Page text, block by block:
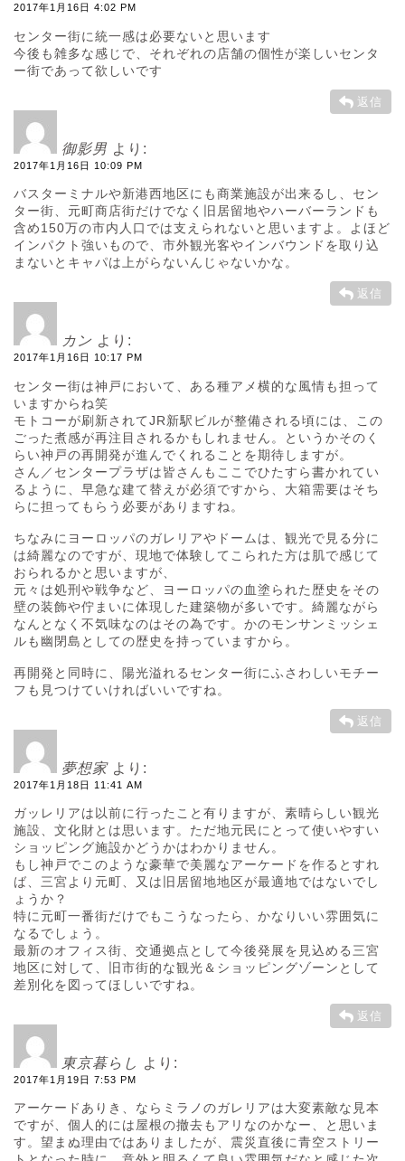
2017年1月16日 4:02 PM
センター街に統一感は必要ないと思います
今後も雑多な感じで、それぞれの店舗の個性が楽しいセンタ
ー街であって欲しいです
返信
御影男 より:
2017年1月16日 10:09 PM
バスターミナルや新港西地区にも商業施設が出来るし、セン
ター街、元町商店街だけでなく旧居留地やハーバーランドも
含め150万の市内人口では支えられないと思いますよ。よほど
インパクト強いもので、市外観光客やインバウンドを取り込
まないとキャパは上がらないんじゃないかな。
返信
カン より:
2017年1月16日 10:17 PM
センター街は神戸において、ある種アメ横的な風情も担って
いますからね笑
モトコーが刷新されてJR新駅ビルが整備される頃には、この
ごった煮感が再注目されるかもしれません。というかそのく
らい神戸の再開発が進んでくれることを期待しますが。
さん／センタープラザは皆さんもここでひたすら書かれてい
るように、早急な建て替えが必須ですから、大箱需要はそち
らに担ってもらう必要がありますね。
ちなみにヨーロッパのガレリアやドームは、観光で見る分に
は綺麗なのですが、現地で体験してこられた方は肌で感じて
おられるかと思いますが、
元々は処刑や戦争など、ヨーロッパの血塗られた歴史をその
壁の装飾や佇まいに体現した建築物が多いです。綺麗ながら
なんとなく不気味なのはその為です。かのモンサンミッシェ
ルも幽閉島としての歴史を持っていますから。
再開発と同時に、陽光溢れるセンター街にふさわしいモチー
フも見つけていければいいですね。
返信
夢想家 より:
2017年1月18日 11:41 AM
ガッレリアは以前に行ったこと有りますが、素晴らしい観光
施設、文化財とは思います。ただ地元民にとって使いやすい
ショッピング施設かどうかはわかりません。
もし神戸でこのような豪華で美麗なアーケードを作るとすれ
ば、三宮より元町、又は旧居留地地区が最適地ではないでし
ょうか？
特に元町一番街だけでもこうなったら、かなりいい雰囲気に
なるでしょう。
最新のオフィス街、交通拠点として今後発展を見込める三宮
地区に対して、旧市街的な観光＆ショッピングゾーンとして
差別化を図ってほしいですね。
返信
東京暮らし より:
2017年1月19日 7:53 PM
アーケードありき、ならミラノのガレリアは大変素敵な見本
ですが、個人的には屋根の撤去もアリなのかなー、と思いま
す。望まぬ理由ではありましたが、震災直後に青空ストリー